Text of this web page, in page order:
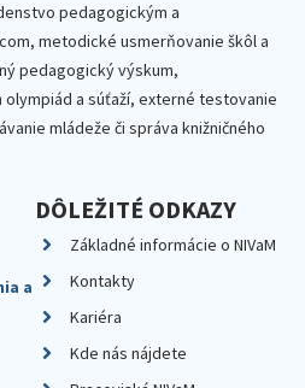
pedagogickým a
metodické usmerňovanie škôl a
pedagogický výskum,
a súťaží, externé testovanie
mládeže či správa knižničného
a
DÔLEŽITÉ ODKAZY
Základné informácie o NIVaM
Kontakty
Kariéra
Kde nás nájdete